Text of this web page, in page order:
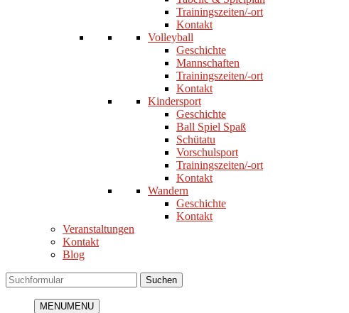
Trainingszeiten/-ort
Kontakt
Volleyball
Geschichte
Mannschaften
Trainingszeiten/-ort
Kontakt
Kindersport
Geschichte
Ball Spiel Spaß
Schütatu
Vorschulsport
Trainingszeiten/-ort
Kontakt
Wandern
Geschichte
Kontakt
Veranstaltungen
Kontakt
Blog
Suchen
MENUMENU